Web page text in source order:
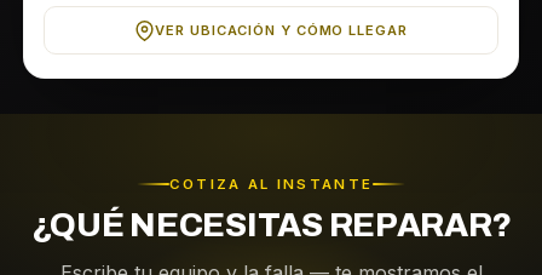
VER UBICACIÓN Y CÓMO LLEGAR
COTIZA AL INSTANTE
¿QUÉ NECESITAS REPARAR?